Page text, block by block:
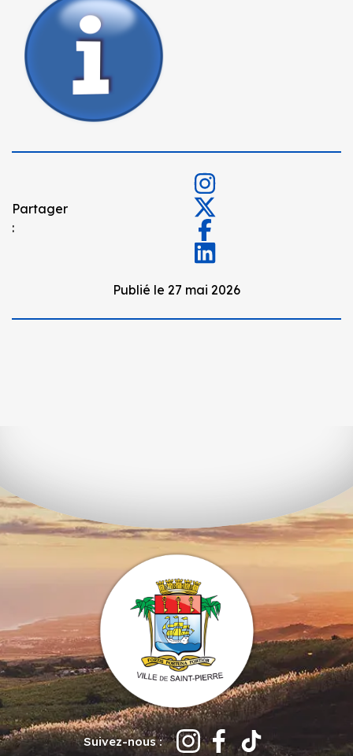
Partager
:
Publié le 27 mai 2026
Suivez-nous :